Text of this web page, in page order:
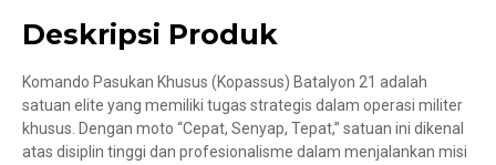
Deskripsi Produk
Komando Pasukan Khusus (Kopassus) Batalyon 21 adalah
satuan elite yang memiliki tugas strategis dalam operasi militer
khusus. Dengan moto “Cepat, Senyap, Tepat,” satuan ini dikenal
atas disiplin tinggi dan profesionalisme dalam menjalankan misi